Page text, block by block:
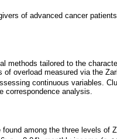
of advanced cancer
methods tailored to the
overload measured via the
continuous variables.
correspondence analysis.
among the three levels of